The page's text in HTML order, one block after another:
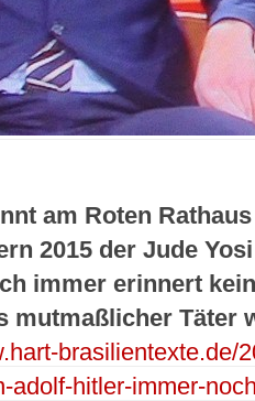
am Roten
2015 der Jude
immer erinnert
mutmaßlicher Täter
brasilientexte.de/
adolf-hitler-immer-